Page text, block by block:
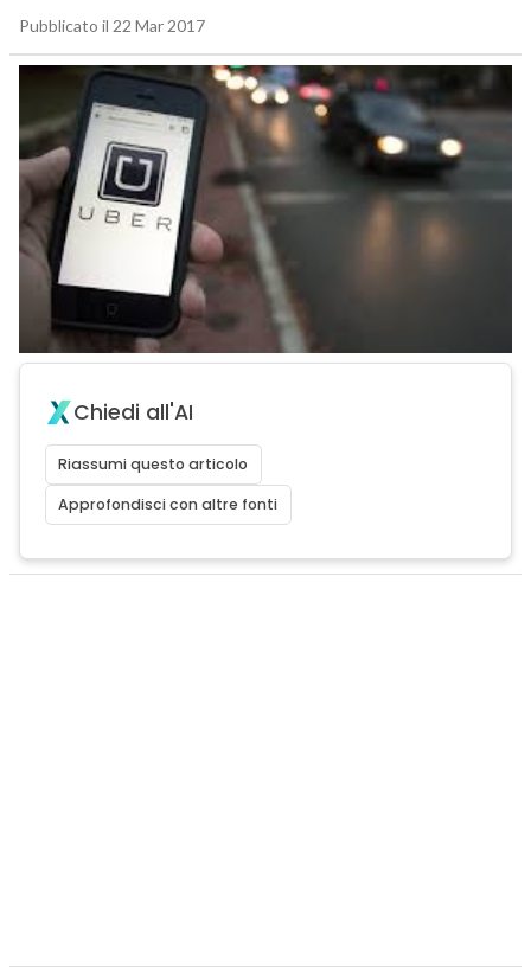
Pubblicato il 22 Mar 2017
Chiedi all'AI
Riassumi questo articolo
Approfondisci con altre fonti